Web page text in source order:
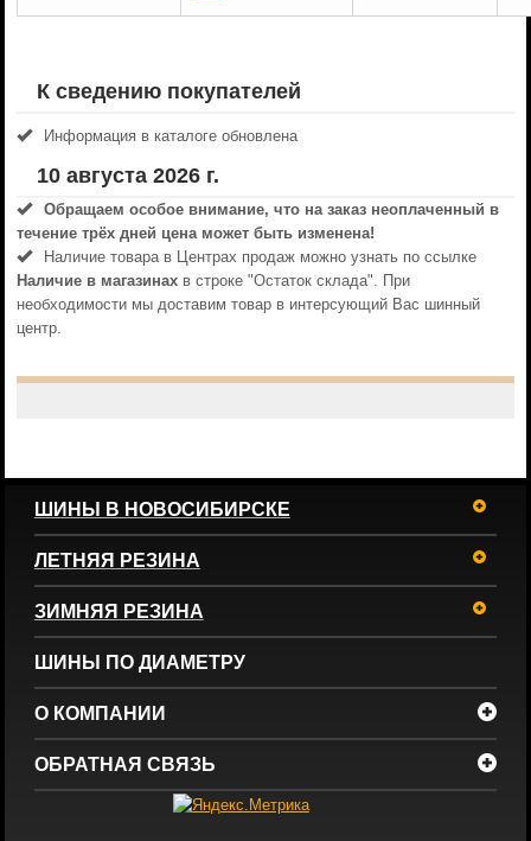
К сведению покупателей
Информация в каталоге обновлена
10 августа 2026 г.
Обращаем особое внимание, что на заказ неоплаченный в
течениe трёх дней цена может быть изменена!
Наличие товара в Центрах продаж можно узнать по ссылке
Наличие в магазинахв строке "Остаток склада". При
необходимости мы доставим товар в интерсующий Вас шинный
центр.
ШИНЫ В НОВОСИБИРСКЕ
ЛЕТНЯЯ РЕЗИНА
ЗИМНЯЯ РЕЗИНА
ШИНЫ ПО ДИАМЕТРУ
О КОМПАНИИ
ОБРАТНАЯ СВЯЗЬ